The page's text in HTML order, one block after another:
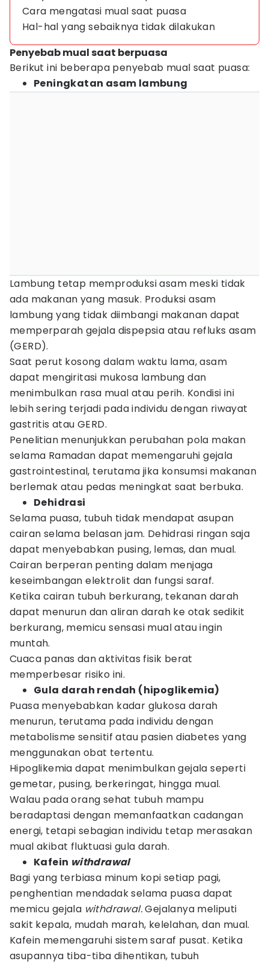
Cara mengatasi mual saat puasa
Hal-hal yang sebaiknya tidak dilakukan
Penyebab mual saat berpuasa
Berikut ini beberapa penyebab mual saat puasa:
Peningkatan asam lambung
Lambung tetap memproduksi asam meski tidak
ada makanan yang masuk. Produksi asam
lambung yang tidak diimbangi makanan dapat
memperparah gejala dispepsia atau refluks asam
(GERD).
Saat perut kosong dalam waktu lama, asam
dapat mengiritasi mukosa lambung dan
menimbulkan rasa mual atau perih. Kondisi ini
lebih sering terjadi pada individu dengan riwayat
gastritis atau GERD.
Penelitian menunjukkan perubahan pola makan
selama Ramadan dapat memengaruhi gejala
gastrointestinal, terutama jika konsumsi makanan
berlemak atau pedas meningkat saat berbuka.
Dehidrasi
Selama puasa, tubuh tidak mendapat asupan
cairan selama belasan jam. Dehidrasi ringan saja
dapat menyebabkan pusing, lemas, dan mual.
Cairan berperan penting dalam menjaga
keseimbangan elektrolit dan fungsi saraf.
Ketika cairan tubuh berkurang, tekanan darah
dapat menurun dan aliran darah ke otak sedikit
berkurang, memicu sensasi mual atau ingin
muntah.
Cuaca panas dan aktivitas fisik berat
memperbesar risiko ini.
Gula darah rendah (hipoglikemia)
Puasa menyebabkan kadar glukosa darah
menurun, terutama pada individu dengan
metabolisme sensitif atau pasien diabetes yang
menggunakan obat tertentu.
Hipoglikemia dapat menimbulkan gejala seperti
gemetar, pusing, berkeringat, hingga mual.
Walau pada orang sehat tubuh mampu
beradaptasi dengan memanfaatkan cadangan
energi, tetapi sebagian individu tetap merasakan
mual akibat fluktuasi gula darah.
Kafein withdrawal
Bagi yang terbiasa minum kopi setiap pagi,
penghentian mendadak selama puasa dapat
memicu gejala withdrawal.Gejalanya meliputi
sakit kepala, mudah marah, kelelahan, dan mual.
Kafein memengaruhi sistem saraf pusat. Ketika
asupannya tiba-tiba dihentikan, tubuh